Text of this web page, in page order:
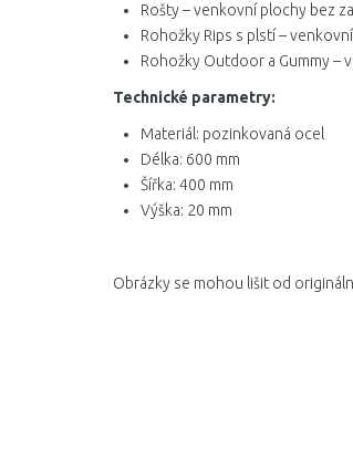
Rošty – venkovní plochy bez
Rohožky Rips s plstí –
Rohožky Outdoor a Gummy –
Technické parametry:
Materiál: pozinkovaná ocel
Délka: 600 mm
Šířka: 400 mm
Výška: 20 mm
Obrázky se mohou lišit od